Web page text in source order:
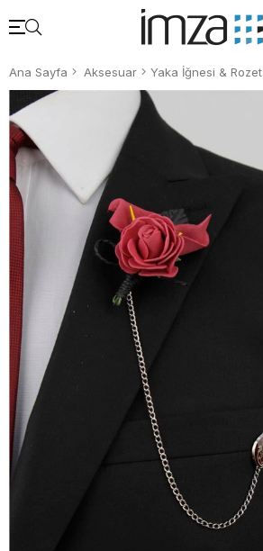
Ana Sayfa Aksesuar Yaka İğnesi & Rozet